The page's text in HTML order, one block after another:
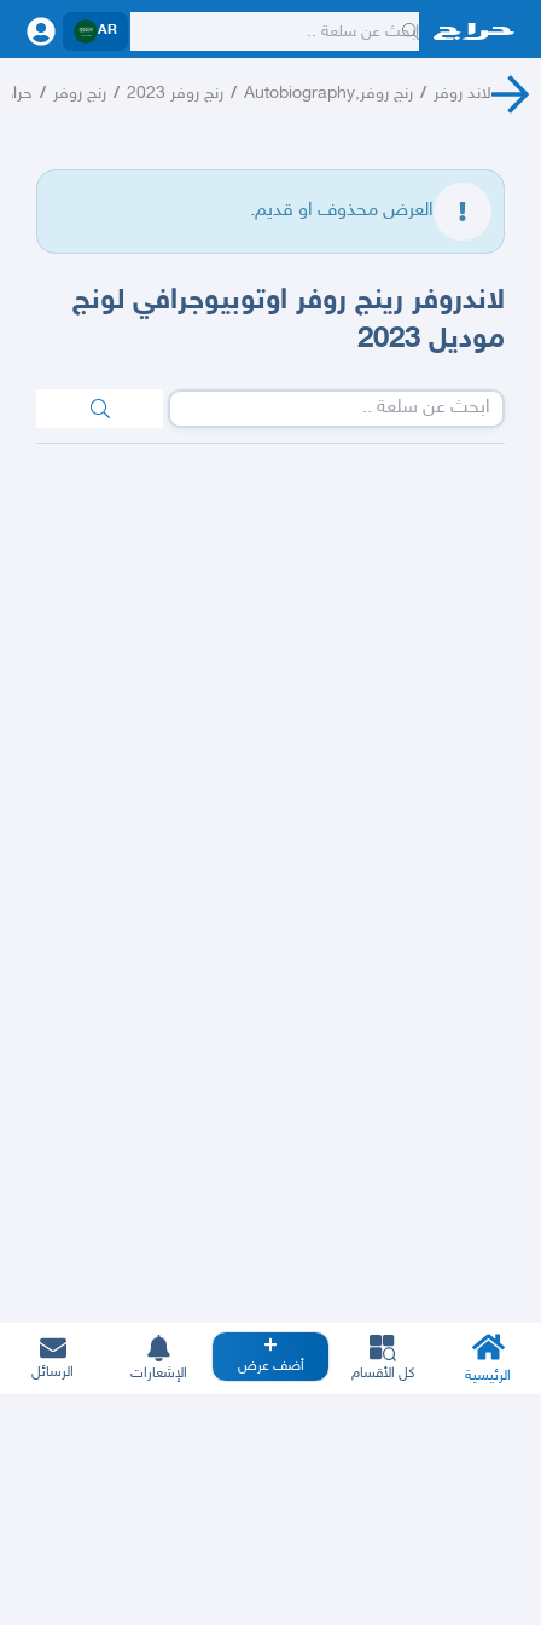
AR
لاند روفر / رنج روفر,Autobiography / رنج روفر 2023 / رنج روفر /
العرض محذوف او قديم.
لاندروفر رينج روفر اوتوبيوجرافي لونج
موديل 2023
الرئيسية كل الأقسام أضف عرض الإشعارات الرسائل